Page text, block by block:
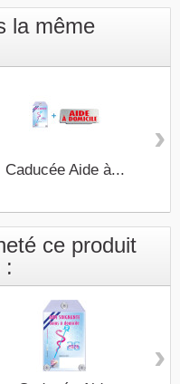
la même
Caducée Aide à...
›
ce produit
:
›